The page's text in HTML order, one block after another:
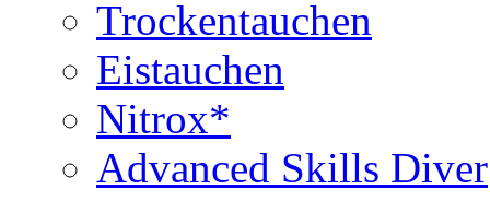
Trockentauchen
Eistauchen
Nitrox*
Advanced Skills Diver